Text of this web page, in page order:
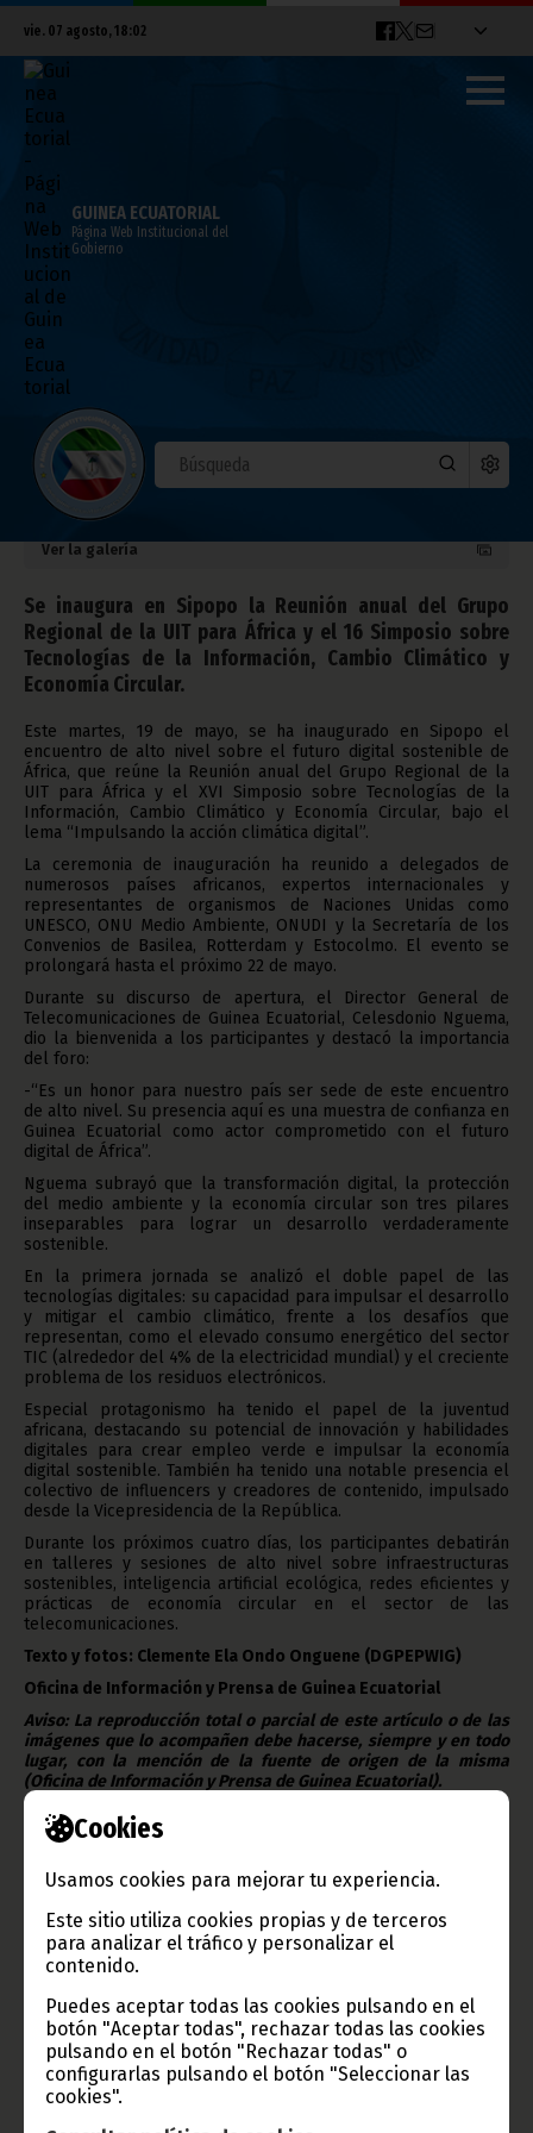
Cookies
Usamos cookies para mejorar tu experiencia.
Este sitio utiliza cookies propias y de terceros
para analizar el tráfico y personalizar el
contenido.
Puedes aceptar todas las cookies pulsando en el
botón "Aceptar todas", rechazar todas las cookies
pulsando en el botón "Rechazar todas" o
configurarlas pulsando el botón "Seleccionar las
cookies".
vie. 07 agosto, 18:02
GUINEA ECUATORIAL
Página Web Institucional del
Gobierno
Apertura del XVI Simposio de la UIT en
Sipopo
mayo 20, 2026
Noticias África
Ver la galería
Se inaugura en Sipopo la Reunión anual del Grupo
Regional de la UIT para África y el 16 Simposio sobre
Tecnologías de la Información, Cambio Climático y
Economía Circular.
Este martes, 19 de mayo, se ha inaugurado en Sipopo el
encuentro de alto nivel sobre el futuro digital sostenible de
África, que reúne la Reunión anual del Grupo Regional de la
UIT para África y el XVI Simposio sobre Tecnologías de la
Información, Cambio Climático y Economía Circular, bajo el
lema “Impulsando la acción climática digital”.
La ceremonia de inauguración ha reunido a delegados de
numerosos países africanos, expertos internacionales y
representantes de organismos de Naciones Unidas como
UNESCO, ONU Medio Ambiente, ONUDI y la Secretaría de los
Convenios de Basilea, Rotterdam y Estocolmo. El evento se
prolongará hasta el próximo 22 de mayo.
Durante su discurso de apertura, el Director General de
Telecomunicaciones de Guinea Ecuatorial, Celesdonio Nguema,
dio la bienvenida a los participantes y destacó la importancia
del foro:
-“Es un honor para nuestro país ser sede de este encuentro
de alto nivel. Su presencia aquí es una muestra de confianza en
Guinea Ecuatorial como actor comprometido con el futuro
digital de África”.
Nguema subrayó que la transformación digital, la protección
del medio ambiente y la economía circular son tres pilares
inseparables para lograr un desarrollo verdaderamente
sostenible.
En la primera jornada se analizó el doble papel de las
tecnologías digitales: su capacidad para impulsar el desarrollo
y mitigar el cambio climático, frente a los desafíos que
representan, como el elevado consumo energético del sector
TIC (alrededor del 4% de la electricidad mundial) y el creciente
problema de los residuos electrónicos.
Especial protagonismo ha tenido el papel de la juventud
africana, destacando su potencial de innovación y habilidades
digitales para crear empleo verde e impulsar la economía
digital sostenible. También ha tenido una notable presencia el
colectivo de influencers y creadores de contenido, impulsado
desde la Vicepresidencia de la República.
Durante los próximos cuatro días, los participantes debatirán
en talleres y sesiones de alto nivel sobre infraestructuras
sostenibles, inteligencia artificial ecológica, redes eficientes y
prácticas de economía circular en el sector de las
telecomunicaciones.
Texto y fotos: Clemente Ela Ondo Onguene (DGPEPWIG)
Oficina de Información y Prensa de Guinea Ecuatorial
Aviso: La reproducción total o parcial de este artículo o de las
imágenes que lo acompañen debe hacerse, siempre y en todo
lugar, con la mención de la fuente de origen de la misma
(Oficina de Información y Prensa de Guinea Ecuatorial).
Gobierno e Instituciones
Información de Guinea Ecuatorial